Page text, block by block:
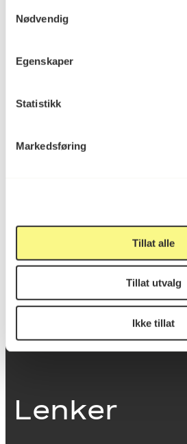
Nødvendig
Egenskaper
Statistikk
Markedsføring
Tillat alle
Tillat utvalg
Ikke tillat
Victoria Terrasse 11
0251 Oslo
Viktig info
Utbetaling og fakturering
Om opphavsrett
Dokumentasjonsskjema
Last ned logo
Lenker